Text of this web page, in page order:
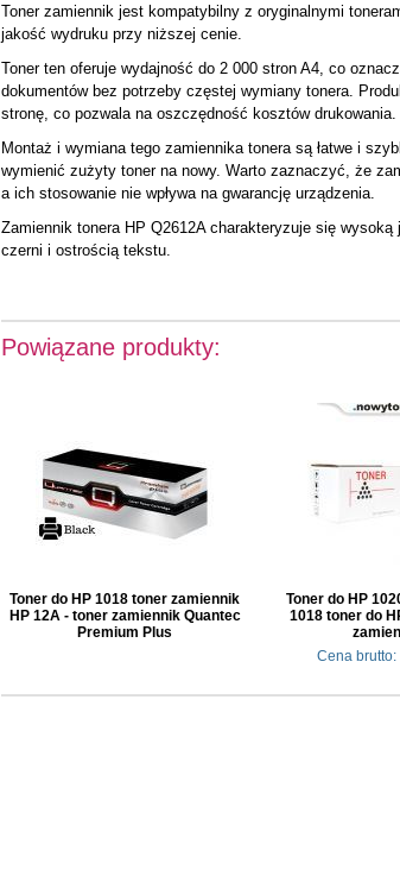
Toner zamiennik jest kompatybilny z oryginalnymi
jakość wydruku przy niższej cenie.
Toner ten oferuje wydajność do 2 000 stron A4, co
dokumentów bez potrzeby częstej wymiany tonera.
stronę, co pozwala na oszczędność kosztów drukowania.
Montaż i wymiana tego zamiennika tonera są łatwe i
wymienić zużyty toner na nowy. Warto zaznaczyć, że
a ich stosowanie nie wpływa na gwarancję urządzenia.
Zamiennik tonera HP Q2612A charakteryzuje się
czerni i ostrością tekstu.
Powiązane produkty:
Toner do HP 1018 toner zamiennik
HP 12A - toner zamiennik Quantec
Premium Plus
Toner do HP
1018 toner do
Cena brutto: